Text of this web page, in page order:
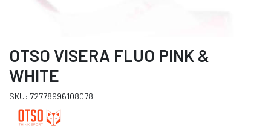
OTSO VISERA FLUO PINK &
WHITE
SKU: 72778996108078